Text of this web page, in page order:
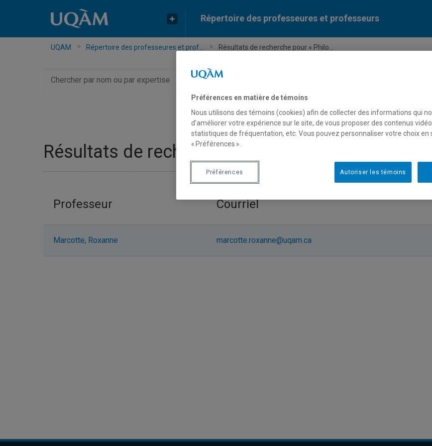
Répertoire des professeures et professeurs
UQAM Répertoire des professeures et prof... Résultats de recherche pour « Philo...
par
Résultats de recherche pour « Philosophie
Professeur Courriel
Marcotte, Roxanne marcotte.roxanne@uqam.ca
Préférences en matière de témoins
Nous utilisons des témoins (cookies) afin de collecter des informations qui
d’améliorer votre expérience sur le site, de vous proposer des contenus
statistiques de fréquentation, etc. Vous pouvez personnaliser votre choix en
« Préférences ».
Autoriser les témoins
Préférences